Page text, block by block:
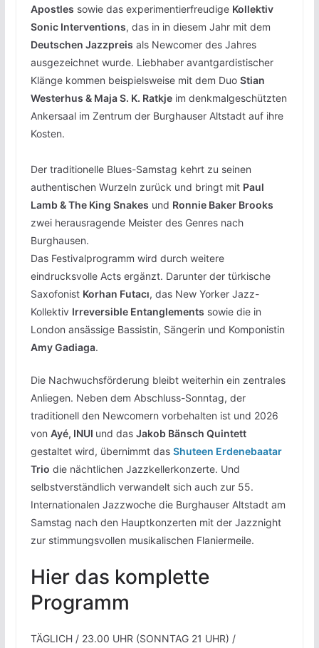
Apostles sowie das experimentierfreudige Kollektiv
Sonic Interventions, das in in diesem Jahr mit dem
Deutschen Jazzpreis als Newcomer des Jahres
ausgezeichnet wurde. Liebhaber avantgardistischer
Klänge kommen beispielsweise mit dem Duo Stian
Westerhus & Maja S. K. Ratkjeim denkmalgeschützten
Ankersaal im Zentrum der Burghauser Altstadt auf ihre
Kosten.
Der traditionelle Blues-Samstag kehrt zu seinen
authentischen Wurzeln zurück und bringt mit Paul
Lamb & The King Snakes und Ronnie Baker Brooks
zwei herausragende Meister des Genres nach
Burghausen.
Das Festivalprogramm wird durch weitere
eindrucksvolle Acts ergänzt. Darunter der türkische
Saxofonist Korhan Futacı, das New Yorker Jazz-
Kollektiv Irreversible Entanglements sowie die in
London ansässige Bassistin, Sängerin und Komponistin
Amy Gadiaga.
Die Nachwuchsförderung bleibt weiterhin ein zentrales
Anliegen. Neben dem Abschluss-Sonntag, der
traditionell den Newcomern vorbehalten ist und 2026
von Ayé, INUI und das Jakob Bänsch Quintett
gestaltet wird, übernimmt das Shuteen Erdenebaatar
Trio die nächtlichen Jazzkellerkonzerte. Und
selbstverständlich verwandelt sich auch zur 55.
Internationalen Jazzwoche die Burghauser Altstadt am
Samstag nach den Hauptkonzerten mit der Jazznight
zur stimmungsvollen musikalischen Flaniermeile.
Hier das komplette
Programm
TÄGLICH / 23.00 UHR (SONNTAG 21 UHR) /